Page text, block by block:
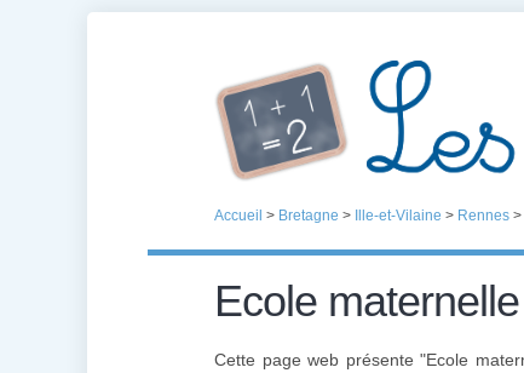
Accueil > Bretagne > Ille-et-Vilaine > Rennes >
Ecole
Cette page web présente "Ecole